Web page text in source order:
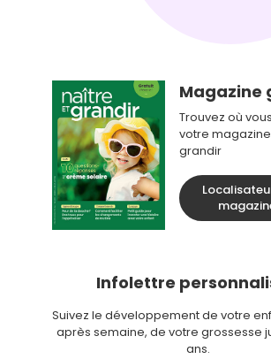
Magazine
Trouvez où
votre
grandir
Infolettre
Suivez le développement de votre
après semaine, de votre grossesse
ans.